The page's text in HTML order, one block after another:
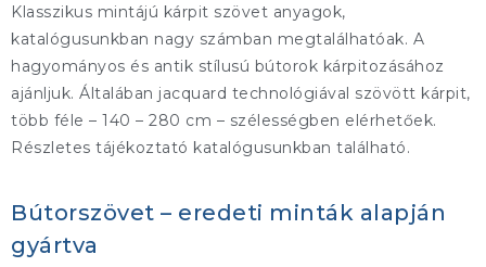
Klasszikus mintájú kárpit szövet anyagok,
katalógusunkban nagy számban megtalálhatóak. A
hagyományos és antik stílusú bútorok kárpitozásához
ajánljuk. Általában jacquard technológiával szövött kárpit,
több féle – 140 – 280 cm – szélességben elérhetőek.
Részletes tájékoztató katalógusunkban található.
Bútorszövet – eredeti minták alapján
gyártva